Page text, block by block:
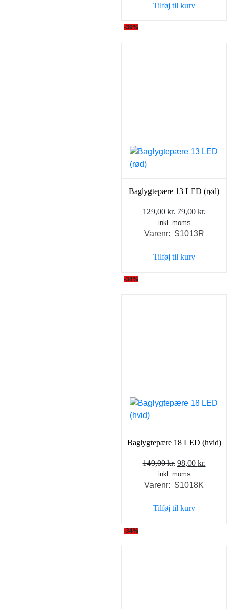
129,00 kr..
Tilføj til kurv
-39%
Baglygtepære 13 LED (rød)
129,00kr. Den
oprindelige
pris
129,00 kr..
79,00 kr.
inkl. moms
Varenr: S1013R
Tilføj til kurv
-34%
Baglygtepære 18 LED (hvid)
149,00kr. Den
oprindelige
pris
149,00 kr..
98,00 kr.
inkl. moms
Varenr: S1018K
Tilføj til kurv
-34%